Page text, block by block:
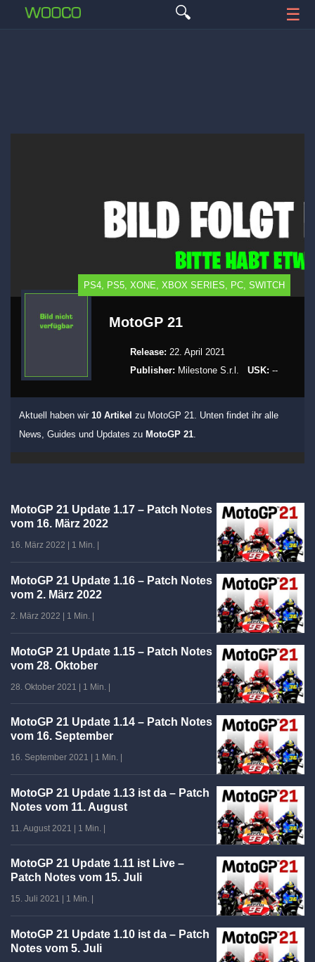
🔍 ☰
PS4, PS5, XONE, XBOX SERIES, PC, SWITCH
MotoGP 21
Release: 22. April 2021
Publisher: Milestone S.r.l. USK: --
Aktuell haben wir 10 Artikel zu MotoGP 21. Unten findet ihr alle
News, Guides und Updates zu MotoGP 21.
MotoGP 21 Update 1.17 – Patch Notes
vom 16. März 2022
16. März 2022 1 Min.
MotoGP 21 Update 1.16 – Patch Notes
vom 2. März 2022
2. März 2022 1 Min.
MotoGP 21 Update 1.15 – Patch Notes
vom 28. Oktober
28. Oktober 2021 | 1 Min. |
MotoGP 21 Update 1.14 – Patch Notes
vom 16. September
16. September 2021 1 Min.
MotoGP 21 Update 1.13 ist da – Patch
Notes vom 11. August
11. August 2021 | 1 Min. |
MotoGP 21 Update 1.11 ist Live –
Patch Notes vom 15. Juli
15. Juli 2021 1 Min.
MotoGP 21 Update 1.10 ist da – Patch
Notes vom 5. Juli